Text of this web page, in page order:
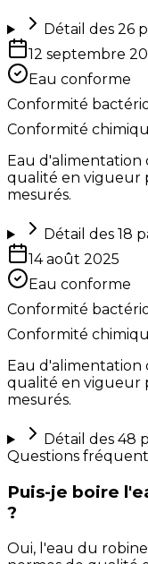
Détail des 26
12 septembre
Eau conforme
Conformité
Conformité
Eau d'alimentation
qualité en vigueur
mesurés.
Détail des 18
14 août 2025
Eau conforme
Conformité
Conformité
Eau d'alimentation
qualité en vigueur
mesurés.
Détail des 48
Questions
Puis-je boire
?
Oui, l'eau du